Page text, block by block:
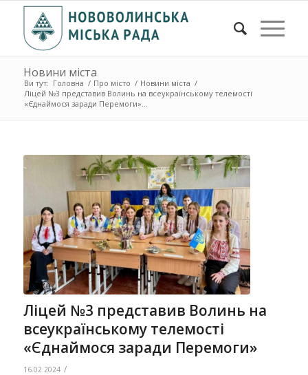
Новини міста
Ви тут: Головна / Про місто / Новини міста /
Ліцей №3 представив Волинь на всеукраїнському телемості
«Єднаймося заради Перемоги»...
Ліцей №3 представив Волинь на
всеукраїнському телемості
«Єднаймося заради Перемоги»
16.02.2024 /